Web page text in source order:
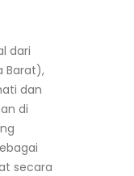
dari
Barat),
dan
di
secara